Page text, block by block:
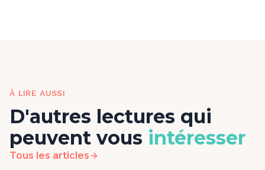
À LIRE AUSSI
D'autres lectures qui
peuvent vous intéresser
Tous les articles